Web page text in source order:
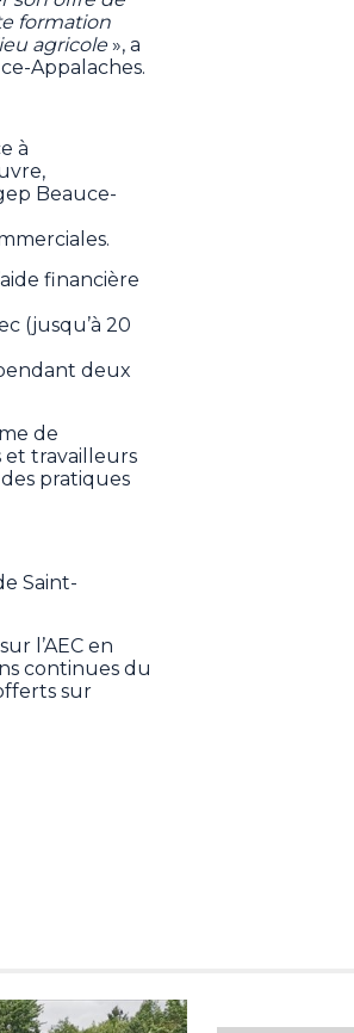
formation
agricole», a
Appalaches.
à
Beauce-
financière
(jusqu’à 20
deux
de
et travailleurs
pratiques
Saint-
l’AEC en
continues du
sur